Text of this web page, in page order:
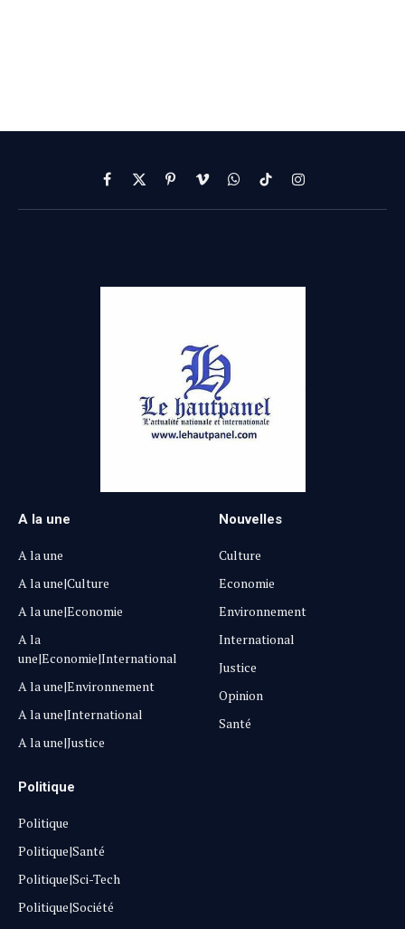
Facebook
X
(Twitter)
PinterestVimeoWhatsApp
TikTokInstagram
A la une
A la une
A la une|Culture
A la une|Economie
A la
une|Economie|International
A la une|Environnement
A la une|International
A la une|Justice
Nouvelles
Culture
Economie
Environnement
International
Justice
Opinion
Santé
Politique
Politique
Politique|Santé
Politique|Sci-Tech
Politique|Société